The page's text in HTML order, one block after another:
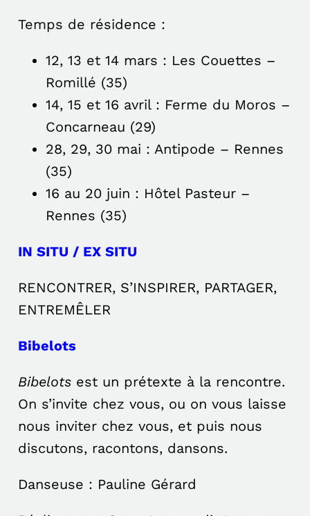
Temps de résidence :
12, 13 et 14 mars : Les Couettes –
Romillé (35)
14, 15 et 16 avril : Ferme du Moros –
Concarneau (29)
28, 29, 30 mai : Antipode – Rennes
(35)
16 au 20 juin : Hôtel Pasteur –
Rennes (35)
IN SITU / EX SITU
RENCONTRER, S’INSPIRER, PARTAGER,
ENTREMÊLER
Bibelots
Bibelotsest un prétexte à la rencontre.
On s’invite chez vous, ou on vous laisse
nous inviter chez vous, et puis nous
discutons, racontons, dansons.
Danseuse : Pauline Gérard